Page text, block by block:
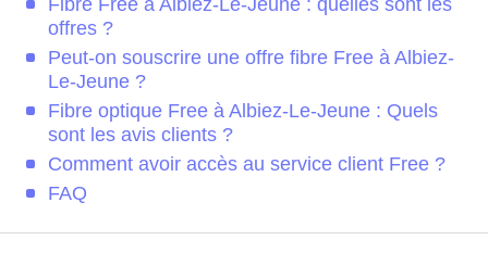
Fibre Free à Albiez-Le-Jeune : quelles sont les
offres ?
Peut-on souscrire une offre fibre Free à Albiez-
Le-Jeune ?
Fibre optique Free à Albiez-Le-Jeune : Quels
sont les avis clients ?
Comment avoir accès au service client Free ?
FAQ